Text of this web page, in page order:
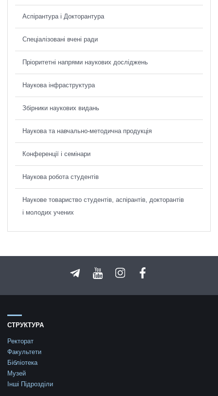
Аспірантура і Докторантура
Спеціалізовані вчені ради
Пріоритетні напрями наукових досліджень
Наукова інфраструктура
Збірники наукових видань
Наукова та навчально-методична продукція
Конференції і семінари
Наукова робота студентів
Наукове товариство студентів, аспірантів, докторантів
і молодих учених
СТРУКТУРА
Ректорат
Факультети
Бібліотека
Музей
Інші Підрозділи